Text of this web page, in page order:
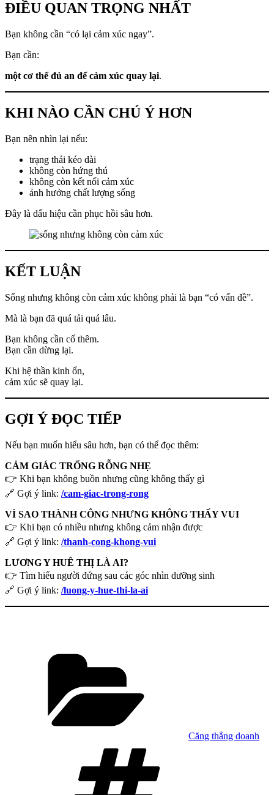
ĐIỀU QUAN TRỌNG NHẤT
Bạn không cần “có lại cảm xúc ngay”.
Bạn cần:
một cơ thể đủ an để cảm xúc quay lại.
KHI NÀO CẦN CHÚ Ý HƠN
Bạn nên nhìn lại nếu:
trạng thái kéo dài
không còn hứng thú
không còn kết nối cảm xúc
ảnh hưởng chất lượng sống
Đây là dấu hiệu cần phục hồi sâu hơn.
KẾT LUẬN
Sống nhưng không còn cảm xúc không phải là bạn “có vấn đề”.
Mà là bạn đã quá tải quá lâu.
Bạn không cần cố thêm.
Bạn cần dừng lại.
Khi hệ thần kinh ổn,
cảm xúc sẽ quay lại.
GỢI Ý ĐỌC TIẾP
Nếu bạn muốn hiểu sâu hơn, bạn có thể đọc thêm:
CẢM GIÁC TRỐNG RỖNG NHẸ
👉 Khi bạn không buồn nhưng cũng không thấy gì
🔗 Gợi ý link: /cam-giac-trong-rong
VÌ SAO THÀNH CÔNG NHƯNG KHÔNG THẤY VUI
👉 Khi bạn có nhiều nhưng không cảm nhận được
🔗 Gợi ý link: /thanh-cong-khong-vui
LƯƠNG Y HUÊ THỊ LÀ AI?
👉 Tìm hiểu người đứng sau các góc nhìn dưỡng sinh
🔗 Gợi ý link: /luong-y-hue-thi-la-ai
Căng thẳng doanh